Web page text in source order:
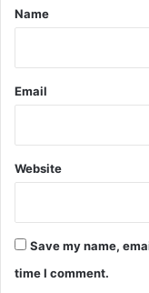
*
Name
Email
Website
Save my name,
time I comment.